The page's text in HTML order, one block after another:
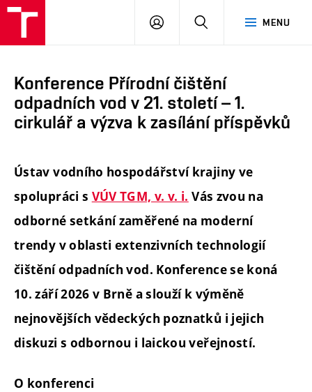
Brno
MENU
PŘIHLÁSIT
Konference Přírodní čištění
odpadních vod v 21. století – 1.
cirkulář a výzva k zasílání příspěvků
Ústav vodního hospodářství krajiny ve
spolupráci s VÚV TGM, v. v. i. Vás zvou na
odborné setkání zaměřené na moderní
trendy v oblasti extenzivních technologií
čištění odpadních vod. Konference se koná
10. září 2026 v Brně a slouží k výměně
nejnovějších vědeckých poznatků i jejich
diskuzi s odbornou i laickou veřejností.
O konferenci